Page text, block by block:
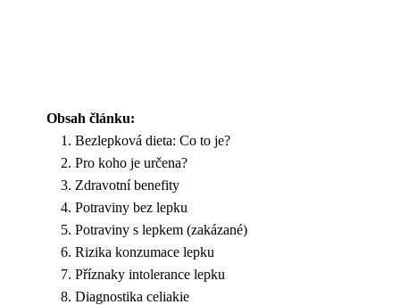
Obsah článku:
Bezlepková dieta: Co to je?
Pro koho je určena?
Zdravotní benefity
Potraviny bez lepku
Potraviny s lepkem (zakázané)
Rizika konzumace lepku
Příznaky intolerance lepku
Diagnostika celiakie